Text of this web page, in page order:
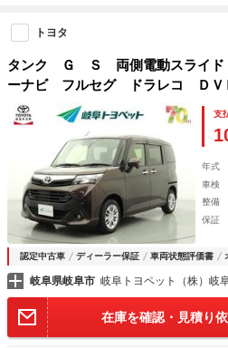
トヨタ
タンク Ｇ Ｓ 両側電動スライド
ーナビ フルセグ ドラレコ ＤＶ
イヤー接続可 衝突被害軽減シス
リングストップ オートクルーズコ
支
年式
車検
整備
保証
認定中古車 ディーラー保証 車両状態評価書
岐阜県岐阜市 岐阜トヨペット（株）岐
在庫を確認・見積り